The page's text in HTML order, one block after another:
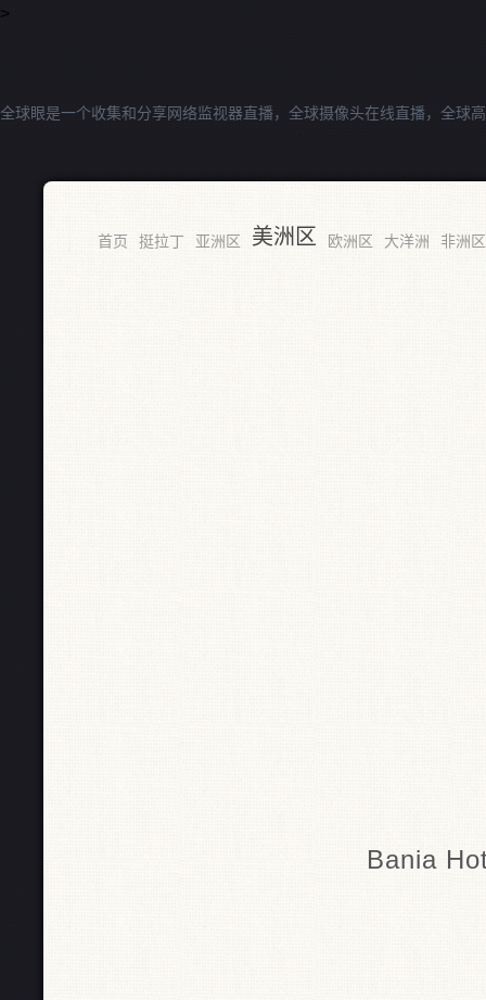
>
全球眼是一个收集和分享网络监视器直播，全球摄像头在线直播，全球
首页 挺拉丁 亚洲区 美洲区 欧洲区 大洋洲 非洲区
Bania